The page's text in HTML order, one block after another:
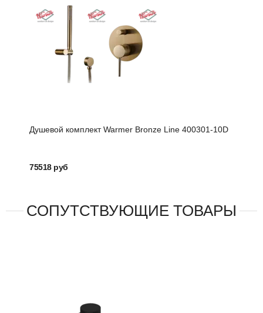
Душевой комплект Warmer Bronze Line 400301-10D
75518 руб
СОПУТСТВУЮЩИЕ ТОВАРЫ